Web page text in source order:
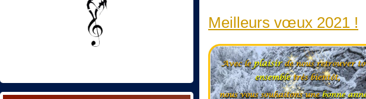
Meilleurs vœux 2021 !